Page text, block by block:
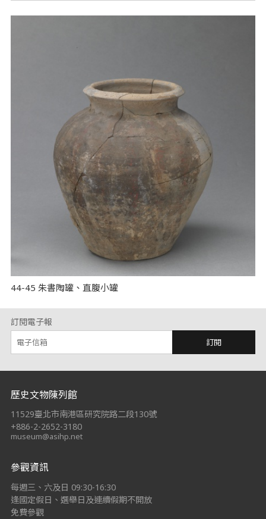
44-45 朱書陶罐、直腹小罐
訂閱電子報
訂閱
:::
歷史文物陳列館
11529臺北市南港區研究院路二段130號
+886-2-2652-3180
museum@asihp.net
參觀資訊
每週三、六及日 09:30-16:30
逢國定假日、選舉日及連續假期不開放
免費參觀